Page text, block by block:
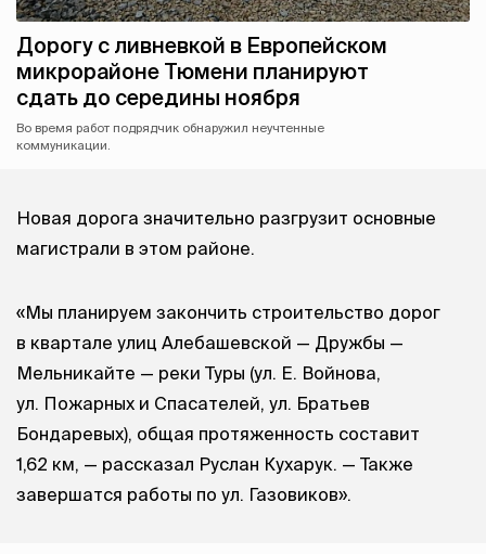
Дорогу с ливневкой в Европейском
микрорайоне Тюмени планируют
сдать до середины ноября
Во время работ подрядчик обнаружил неучтенные
коммуникации.
Новая дорога значительно разгрузит основные
магистрали в этом районе.
«Мы планируем закончить строительство дорог
в квартале улиц Алебашевской — Дружбы —
Мельникайте — реки Туры (ул. Е. Войнова,
ул. Пожарных и Спасателей, ул. Братьев
Бондаревых), общая протяженность составит
1,62 км, — рассказал Руслан Кухарук. — Также
завершатся работы по ул. Газовиков».